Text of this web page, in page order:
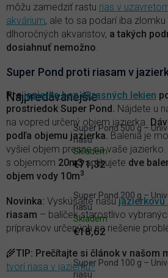
môžu zamedziť rastu rias v
akvárium, ale to sa podarí iba zlomku
dlhoročných akvaristov, a takých
dosiahnuť nemožno
Super Pond proti riasam v
Prejazierka bez okrasných lekien
prostriedok Super Pond. Nájdete u
na vopred určený objem jazierka.
podľa objemu jazierka. Balenia je
vyšiel objem presne na vaše
s objemom 20m3aplikujete dve
objem vody 10m3
Novinka: Vyskúšajte našujazierkovú
riasam – balíček starostlivo
prípravkov určených na riešenie
🌾TIP: Prečítajte si článok v našom
tvorí riasa v jazierku?
Najpredávanejšie
Super Pond 500 g –
riasu
Skladem
€71,32
Super Pond 200 g –
riasu
Skladem
€18,62
Super Pond 100 g –
riasu